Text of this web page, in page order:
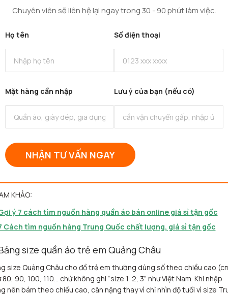
Chuyên viên sẽ liên hệ lại ngay trong 30 - 90 phút làm việc.
Họ tên Số điện thoại
Mặt hàng cần nhập Lưu ý của bạn (nếu có)
NHẬN TƯ VẤN NGAY
KHẢO:
ý 7 cách tìm nguồn hàng quần áo bán online giá sỉ tận gốc
Cách tìm nguồn hàng Trung Quốc chất lượng, giá sỉ tận gốc
size quần áo trẻ em Quảng Châu
size Quảng Châu cho đồ trẻ em thường dùng số theo chiều cao
80, 90, 100, 110… chứ không ghi “size 1, 2, 3” như Việt Nam. Khi nhập
nên bám theo chiều cao, cân nặng thay vì chỉ nhìn độ tuổi vì size